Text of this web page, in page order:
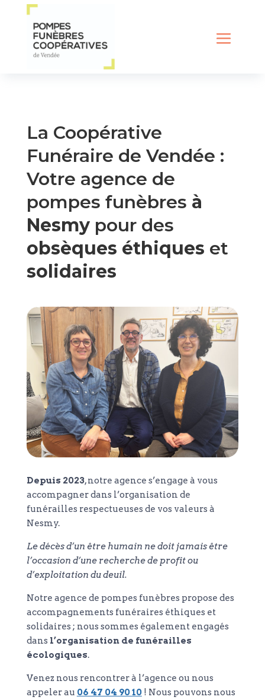
La Coopérative
Funéraire de Vendée :
Votre agence de
pompes funèbres à
Nesmypour des
obsèques éthiques et
solidaires
Depuis 2023, notre agence s’engage à vous
accompagner dans l’organisation de
funérailles respectueuses de vos valeurs à
Nesmy.
Le décès d’un être humain ne doit jamais être
l’occasion d’une recherche de profit ou
d’exploitation du deuil.
Notre agence de pompes funèbres propose des
accompagnements funéraires éthiques et
solidaires ; nous sommes également engagés
dans l’organisation de funérailles
écologiques.
Venez nous rencontrer à l’agence ou nous
appeler au 06 47 04 90 10! Nous pouvons nous